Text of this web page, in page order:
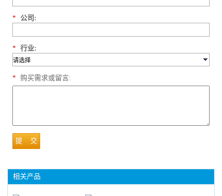
* 公司:
* 行业:
* 购买需求或留言:
提 交
相关产品